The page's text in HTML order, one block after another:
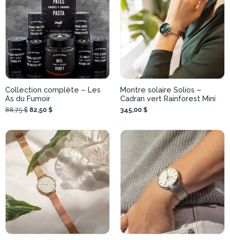
Collection complète – Les
As du Fumoir
88,75 $ 82,50 $
Montre solaire Solios –
Cadran vert Rainforest Mini
345,00 $